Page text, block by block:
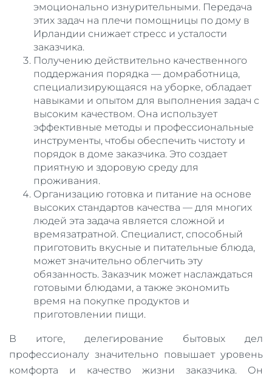
эмоционально изнурительными. Передача
этих задач на плечи помощницы по дому в
Ирландии снижает стресс и усталости
заказчика.
Получению действительно качественного
поддержания порядка — домработница,
специализирующаяся на уборке, обладает
навыками и опытом для выполнения задач с
высоким качеством. Она использует
эффективные методы и профессиональные
инструменты, чтобы обеспечить чистоту и
порядок в доме заказчика. Это создает
приятную и здоровую среду для
проживания.
Организацию готовка и питание на основе
высоких стандартов качества — для многих
людей эта задача является сложной и
времязатратной. Специалист, способный
приготовить вкусные и питательные блюда,
может значительно облегчить эту
обязанность. Заказчик может наслаждаться
готовыми блюдами, а также экономить
время на покупке продуктов и
приготовлении пищи.
В итоге, делегирование бытовых дел
профессионалу значительно повышает уровень
комфорта и качество жизни заказчика. Он